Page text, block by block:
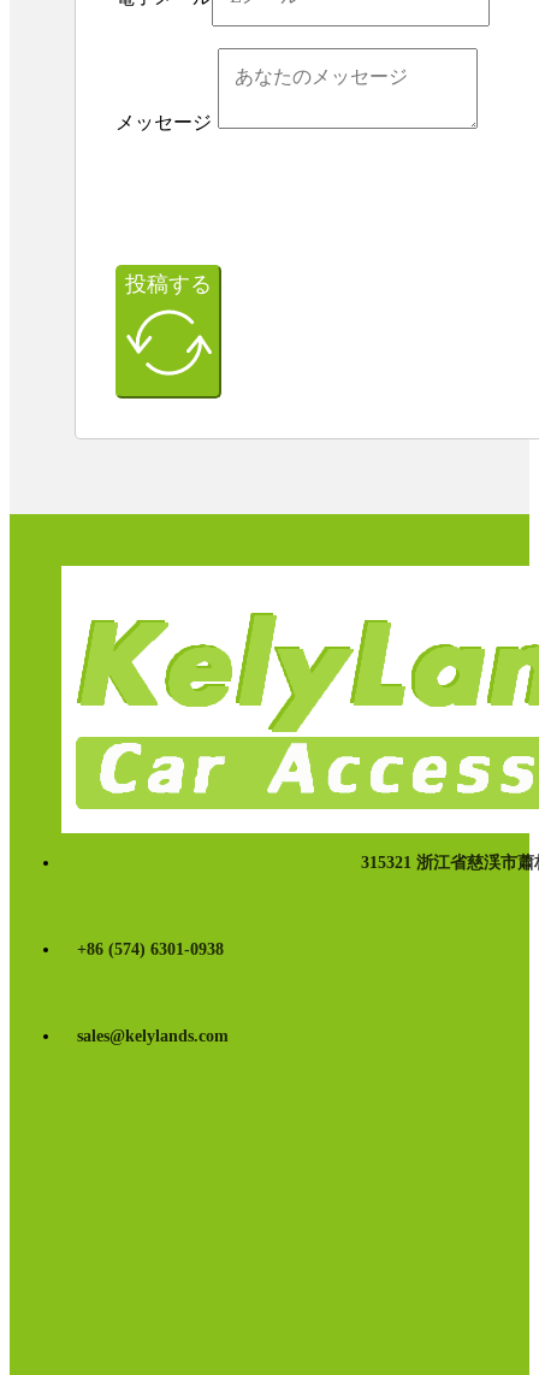
メッセージ
投稿する
315321 浙江省慈渓市
+86 (574) 6301-0938
sales@kelylands.com